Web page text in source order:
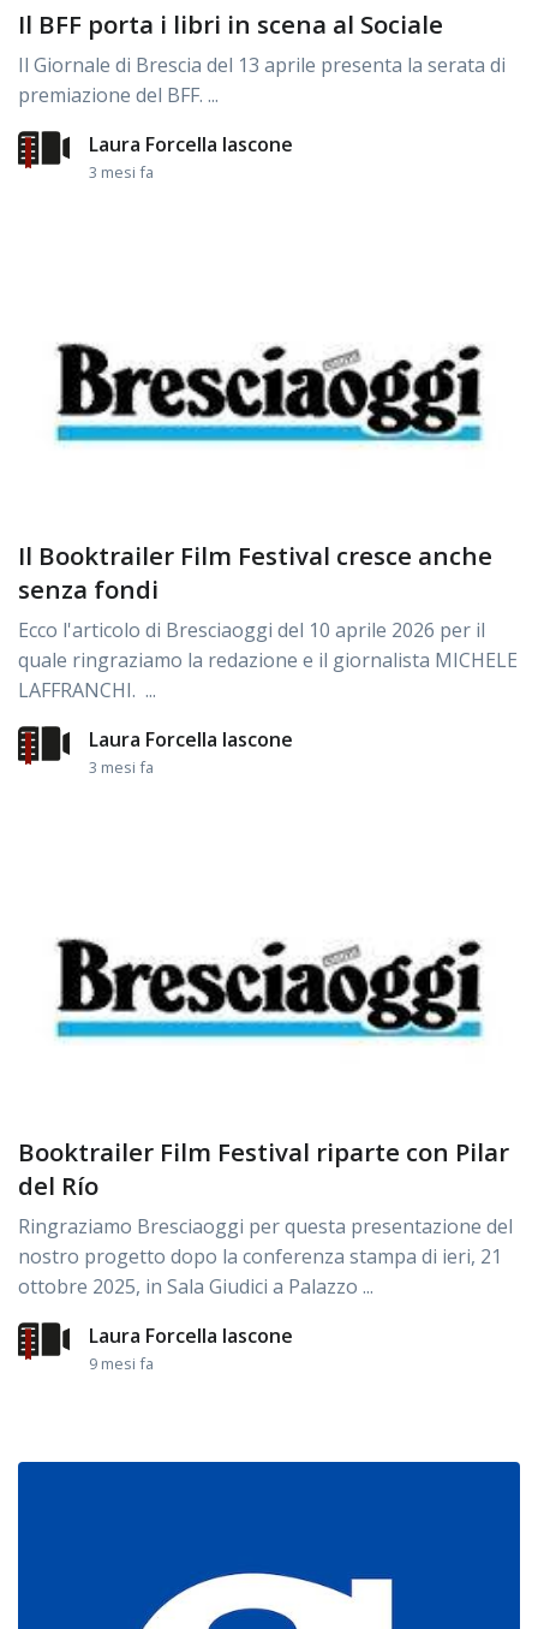
Il BFF porta i libri in scena al Sociale
Il Giornale di Brescia del 13 aprile presenta la serata di
premiazione del BFF. ...
Laura Forcella Iascone
3 mesi fa
Il Booktrailer Film Festival cresce anche
senza fondi
Ecco l'articolo di Bresciaoggi del 10 aprile 2026 per il
quale ringraziamo la redazione e il giornalista MICHELE
LAFFRANCHI. ...
Laura Forcella Iascone
3 mesi fa
Booktrailer Film Festival riparte con Pilar
del Río
Ringraziamo Bresciaoggi per questa presentazione del
nostro progetto dopo la conferenza stampa di ieri, 21
ottobre 2025, in Sala Giudici a Palazzo ...
Laura Forcella Iascone
9 mesi fa